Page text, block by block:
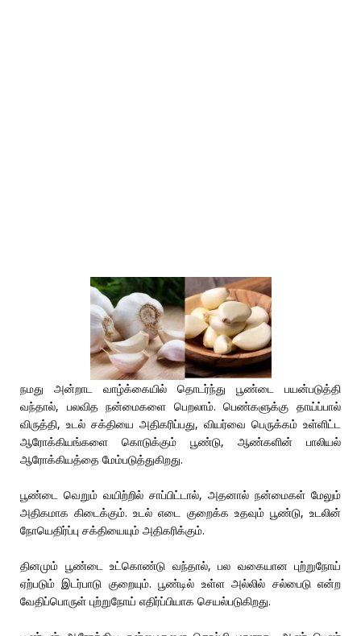
நமது அன்றாட வாழ்க்கையில் தொடர்ந்து பூண்டை பயன்படுத்தி
வந்தால், பலவித நன்மைகளை பெறலாம். பெண்களுக்கு தாய்ப்பால்
விருத்தி, உடல் சக்தியை அதிகரிப்பது, வியர்வை பெருக்கம் உள்ளிட்ட
ஆரோக்கியங்களை கொடுக்கும் பூண்டு, ஆண்களின் பாலியல்
ஆரோக்கியத்தை மேம்படுத்துகிறது.
பூண்டை வெறும் வயிற்றில் சாப்பிட்டால், அதனால் நன்மைகள் மேலும்
அதிகமாக கிடைக்கும். உடல் எடை குறைக்க உதவும் பூண்டு, உடலின்
நோயெதிர்ப்பு சக்தியையும் அதிகரிக்கும்.
தினமும் பூண்டை உட்கொண்டு வந்தால், பல வகையான புற்றுநோய்
ஏற்படும் இடர்பாடு குறையும். பூண்டில் உள்ள அல்லில் சல்பைடு என்ற
வேதிப்பொருள் புற்றுநோய் எதிர்ப்பியாக செயல்படுகிறது.